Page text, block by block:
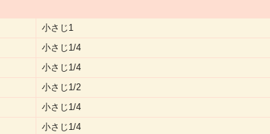
小さじ1
小さじ1/4
小さじ1/4
小さじ1/2
小さじ1/4
小さじ1/4